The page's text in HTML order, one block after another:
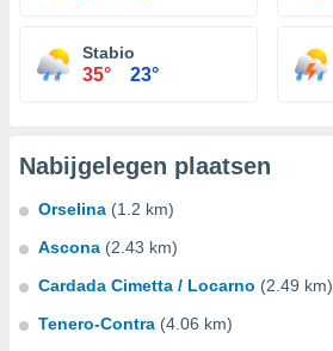
Stabio
35° 23°
Nabijgelegen plaatsen
Orselina (1.2 km)
Ascona (2.43 km)
Cardada Cimetta / Locarno (2.49 km)
Tenero-Contra (4.06 km)